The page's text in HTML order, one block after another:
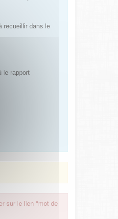
recueillir dans le
le rapport
sur le lien "mot de